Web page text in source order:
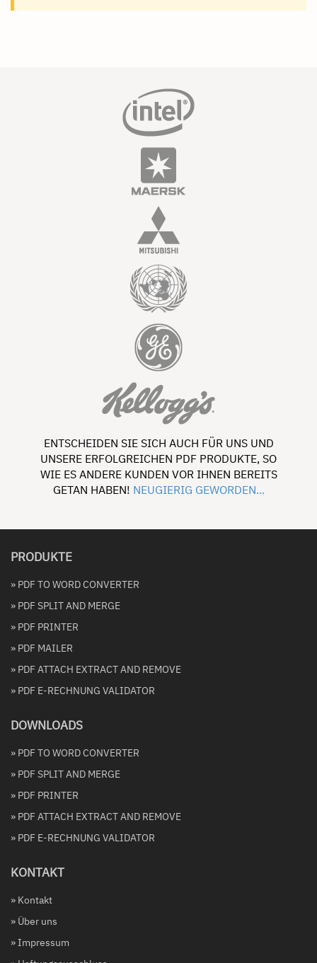
ENTSCHEIDEN SIE SICH AUCH FÜR UNS UND
UNSERE ERFOLGREICHEN PDF PRODUKTE, SO
WIE ES ANDERE KUNDEN VOR IHNEN BEREITS
GETAN HABEN! NEUGIERIG GEWORDEN...
PRODUKTE
» PDF TO WORD CONVERTER
» PDF SPLIT AND MERGE
» PDF PRINTER
» PDF MAILER
» PDF ATTACH EXTRACT AND REMOVE
» PDF E-RECHNUNG VALIDATOR
DOWNLOADS
» PDF TO WORD CONVERTER
» PDF SPLIT AND MERGE
» PDF PRINTER
» PDF ATTACH EXTRACT AND REMOVE
» PDF E-RECHNUNG VALIDATOR
KONTAKT
» Kontakt
» Über uns
» Impressum